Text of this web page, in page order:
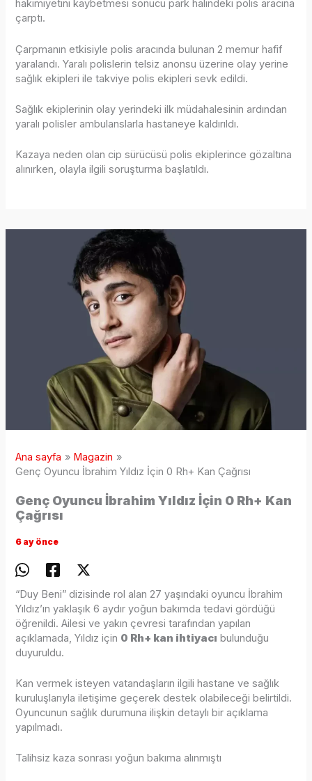
hakimiyetini kaybetmesi sonucu park halindeki polis aracına
çarptı.
Çarpmanın etkisiyle polis aracında bulunan 2 memur hafif
yaralandı. Yaralı polislerin telsiz anonsu üzerine olay yerine
sağlık ekipleri ile takviye polis ekipleri sevk edildi.
Sağlık ekiplerinin olay yerindeki ilk müdahalesinin ardından
yaralı polisler ambulanslarla hastaneye kaldırıldı.
Kazaya neden olan cip sürücüsü polis ekiplerince gözaltına
alınırken, olayla ilgili soruşturma başlatıldı.
Ana sayfa
Magazin
Genç Oyuncu İbrahim Yıldız İçin 0 Rh+ Kan Çağrısı
Genç Oyuncu İbrahim Yıldız İçin 0 Rh+ Kan
Çağrısı
6 ay önce
“Duy Beni” dizisinde rol alan 27 yaşındaki oyuncu İbrahim
Yıldız’ın yaklaşık 6 aydır yoğun bakımda tedavi gördüğü
öğrenildi. Ailesi ve yakın çevresi tarafından yapılan
açıklamada, Yıldız için 0 Rh+ kan ihtiyacı bulunduğu
duyuruldu.
Kan vermek isteyen vatandaşların ilgili hastane ve sağlık
kuruluşlarıyla iletişime geçerek destek olabileceği belirtildi.
Oyuncunun sağlık durumuna ilişkin detaylı bir açıklama
yapılmadı.
Talihsiz kaza sonrası yoğun bakıma alınmıştı